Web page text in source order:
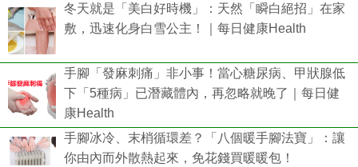
冬天就是「美白好時機」：天然「瞬白絕招」在家
敷，迅速化身白雪公主！｜每日健康Health
手腳「發麻刺痛」非小事！當心糖尿病、甲狀腺低
下「5種病」已潛藏體內，再忽略就晚了｜每日健
康Health
手腳冰冷、末梢循環差？「八個暖手腳法寶」：讓
你由內而外散熱起來，免花錢買暖暖包！